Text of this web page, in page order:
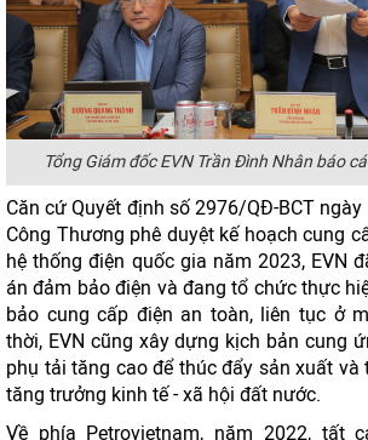
Tổng Giám đốc EVN Trần Đình Nhân báo
Căn cứ Quyết định số 2976/QĐ-BCT
Công Thương phê duyệt kế hoạch cung
hệ thống điện quốc gia năm 2023, EVN
án đảm bảo điện và đang tổ chức thực
bảo cung cấp điện an toàn, liên tục ở
thời, EVN cũng xây dựng kịch bản cung
phụ tải tăng cao để thúc đẩy sản xuất và
tăng trưởng kinh tế - xã hội đất nước.
Về phía Petrovietnam, năm 2022, tất